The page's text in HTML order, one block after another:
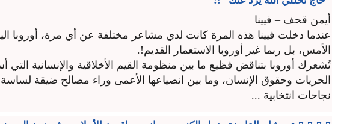
أيمن قحف – فيينا
عندما دخلت فيينا هذه المرة كانت لدي مشاعر مختلفة عن أي مرة، أوروبا
الأمس، بل ربما غير أوروبا الاستعمار القديم!.
تُشعرك أوروبا بتناقض فظيع ما بين منظومة القيم الأخلاقية والإنسانية
الحريات وحقوق الإنسان، وما بين انصياعها الأعمى وراء مصالح ضيقة
نجاحات انتخابية ...